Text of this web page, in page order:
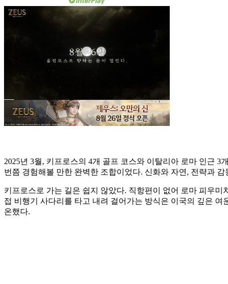
2025년 3월, 키프로스의 4개 골프 코스와 이탈리아 로마 인근
번쯤 경험해볼 만한 완벽한 조합이었다. 신화와 자연, 전략과
키프로스로 가는 길은 쉽지 않았다. 직항편이 없어 로마 피우
접 비행기 사다리를 타고 내려 걸어가는 방식은 이국의 깊은
온했다.